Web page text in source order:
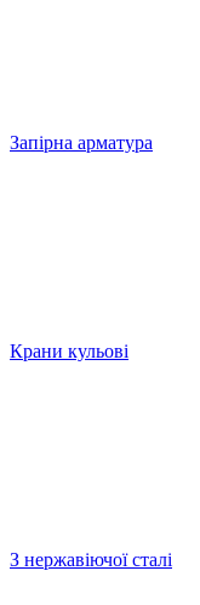
Запірна арматура
Крани кульові
З нержавіючої сталі